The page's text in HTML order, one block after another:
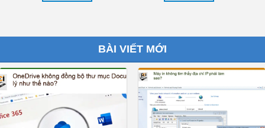
trang
trang
Tphcm
gòn
BÀI VIẾT MỚI